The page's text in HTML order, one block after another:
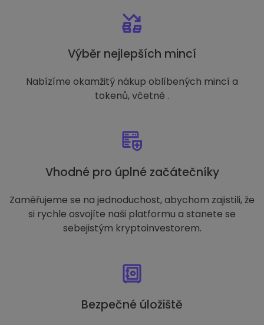
Výběr nejlepších mincí
Nabízíme okamžitý nákup oblíbených mincí a
tokenů, včetně .
Vhodné pro úplné začátečníky
Zaměřujeme se na jednoduchost, abychom zajistili, že
si rychle osvojíte naši platformu a stanete se
sebejistým kryptoinvestorem.
Bezpečné úložiště